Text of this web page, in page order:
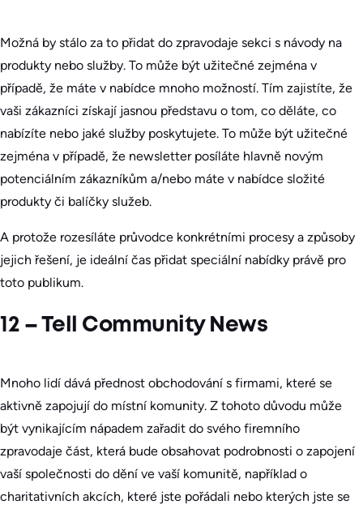
Možná by stálo za to přidat do zpravodaje sekci s návody na
produkty nebo služby. To může být užitečné zejména v
případě, že máte v nabídce mnoho možností. Tím zajistíte, že
vaši zákazníci získají jasnou představu o tom, co děláte, co
nabízíte nebo jaké služby poskytujete. To může být užitečné
zejména v případě, že newsletter posíláte hlavně novým
potenciálním zákazníkům a/nebo máte v nabídce složité
produkty či balíčky služeb.
A protože rozesíláte průvodce konkrétními procesy a způsoby
jejich řešení, je ideální čas přidat speciální nabídky právě pro
toto publikum.
12 – Tell Community News
Mnoho lidí dává přednost obchodování s firmami, které se
aktivně zapojují do místní komunity. Z tohoto důvodu může
být vynikajícím nápadem zařadit do svého firemního
zpravodaje část, která bude obsahovat podrobnosti o zapojení
vaší společnosti do dění ve vaší komunitě, například o
charitativních akcích, které jste pořádali nebo kterých jste se